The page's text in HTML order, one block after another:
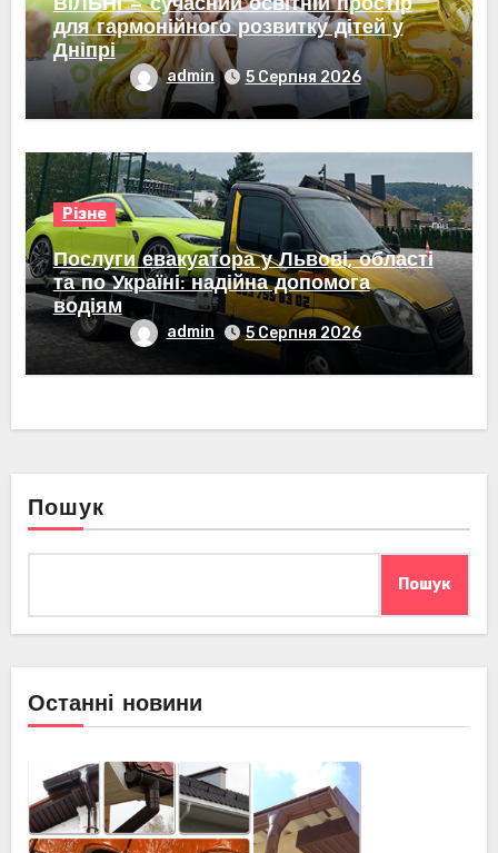
ВІЛЬНІ — сучасний освітній простір
для гармонійного розвитку дітей у
Дніпрі
admin 5 Серпня 2026
Різне
Послуги евакуатора у Львові, області
та по Україні: надійна допомога
водіям
admin 5 Серпня 2026
Пошук
Пошук
Останні новини